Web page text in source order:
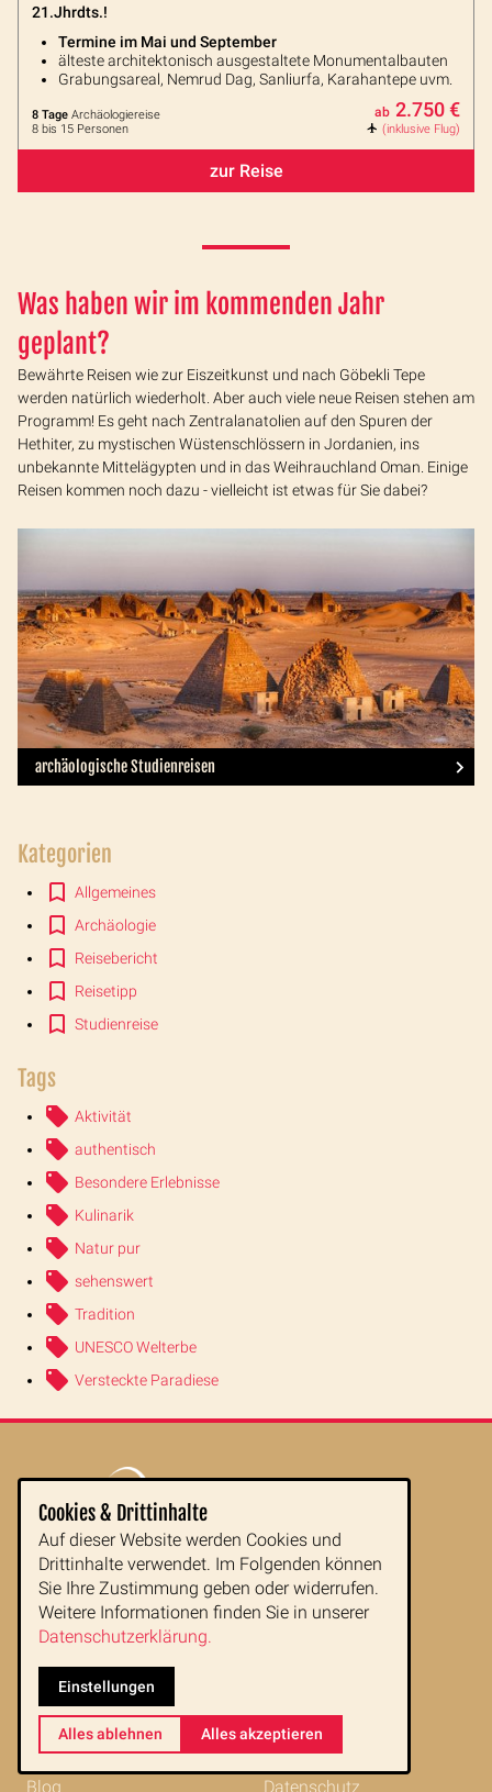
21.Jhrdts.!
Termine im Mai und September
älteste architektonisch ausgestaltete Monumentalbauten
Grabungsareal, Nemrud Dag, Sanliurfa, Karahantepe uvm.
8 Tage Archäologiereise
8 bis 15 Personen
ab 2.750 €
(inklusive Flug)
zur Reise
Was haben wir im kommenden Jahr
geplant?
Bewährte Reisen wie zur Eiszeitkunst und nach Göbekli Tepe
werden natürlich wiederholt. Aber auch viele neue Reisen stehen am
Programm! Es geht nach Zentralanatolien auf den Spuren der
Hethiter, zu mystischen Wüstenschlössern in Jordanien, ins
unbekannte Mittelägypten und in das Weihrauchland Oman. Einige
Reisen kommen noch dazu - vielleicht ist etwas für Sie dabei?
archäologische Studienreisen
Kategorien
Allgemeines
Archäologie
Reisebericht
Reisetipp
Studienreise
Tags
Aktivität
authentisch
Besondere Erlebnisse
Kulinarik
Natur pur
sehenswert
Tradition
UNESCO Welterbe
Versteckte Paradiese
Reiseziele
Reisetipps
Indochina im Portrait
Blog
Kontakt
AGB
Datenschutz
Cookies & Drittinhalte
Auf dieser Website werden Cookies und
Drittinhalte verwendet. Im Folgenden können
Sie Ihre Zustimmung geben oder widerrufen.
Weitere Informationen finden Sie in unserer
Datenschutzerklärung.
Einstellungen
Alles ablehnen Alles akzeptieren